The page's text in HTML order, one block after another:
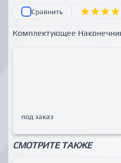
Сравнить
Комплектующее
под заказ
СМОТРИТЕ ТАКЖЕ